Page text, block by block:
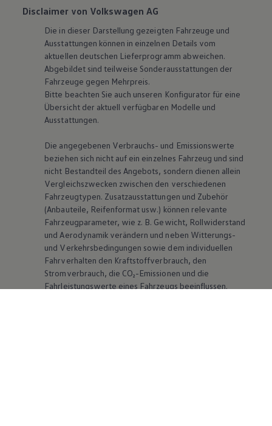
Disclaimer von Volkswagen AG
Die in dieser Darstellung gezeigten Fahrzeuge und
Ausstattungen können in einzelnen Details vom
aktuellen deutschen Lieferprogramm abweichen.
Abgebildet sind teilweise Sonderausstattungen der
Fahrzeuge gegen Mehrpreis.
Bitte beachten Sie auch unseren Konfigurator für eine
Übersicht der aktuell verfügbaren Modelle und
Ausstattungen.
Die angegebenen Verbrauchs- und Emissionswerte
beziehen sich nicht auf ein einzelnes Fahrzeug und sind
nicht Bestandteil des Angebots, sondern dienen allein
Vergleichszwecken zwischen den verschiedenen
Fahrzeugtypen. Zusatzausstattungen und Zubehör
(Anbauteile, Reifenformat usw.) können relevante
Fahrzeugparameter, wie z. B. Gewicht, Rollwiderstand
und Aerodynamik verändern und neben Witterungs-
und Verkehrsbedingungen sowie dem individuellen
Fahrverhalten den Kraftstoffverbrauch, den
Stromverbrauch, die CO₂-Emissionen und die
Fahrleistungswerte eines Fahrzeugs beeinflussen.